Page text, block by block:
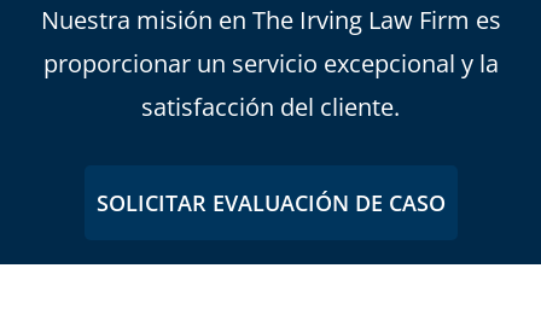
Nuestra misión en The Irving Law Firm es
proporcionar un servicio excepcional y la
satisfacción del cliente.
SOLICITAR EVALUACIÓN DE CASO